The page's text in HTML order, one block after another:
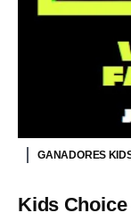
GANADORES
Kids